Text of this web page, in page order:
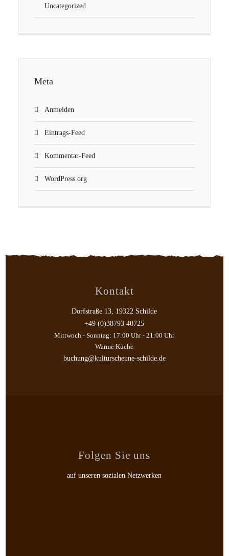
Uncategorized
Meta
Anmelden
Eintrags-Feed
Kommentar-Feed
WordPress.org
Kontakt
Dorfstraße 13, 19322 Schilde
+49 (0)38793 40725
Mittwoch - Sonntag: 17:00 Uhr - 21:00 Uhr
Warme Küche
buchung@kulturscheune-schilde.de
Folgen Sie uns
auf unseren sozialen Netzwerken